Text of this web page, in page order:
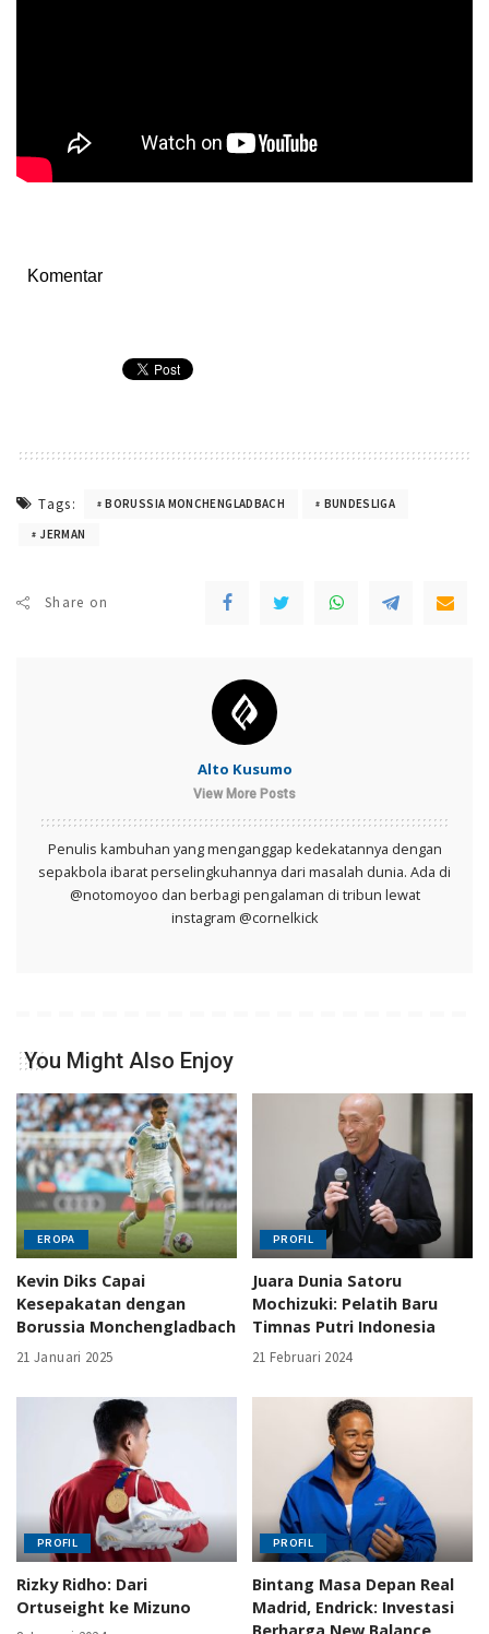
Komentar
Tags: BORUSSIA MONCHENGLADBACH
BUNDESLIGA
JERMAN
Share on
Alto Kusumo
View More Posts
Penulis kambuhan yang menganggap kedekatannya dengan
sepakbola ibarat perselingkuhannya dari masalah dunia. Ada di
@notomoyoo dan berbagi pengalaman di tribun lewat
instagram @cornelkick
You Might Also Enjoy
EROPA
Kevin Diks Capai
Kesepakatan dengan
Borussia Monchengladbach
21 Januari 2025
PROFIL
Juara Dunia Satoru
Mochizuki: Pelatih Baru
Timnas Putri Indonesia
21 Februari 2024
PROFIL
Rizky Ridho: Dari
Ortuseight ke Mizuno
PROFIL
Bintang Masa Depan Real
Madrid, Endrick: Investasi